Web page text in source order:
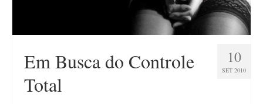
10
SET 2010
Em Busca do Controle
Total